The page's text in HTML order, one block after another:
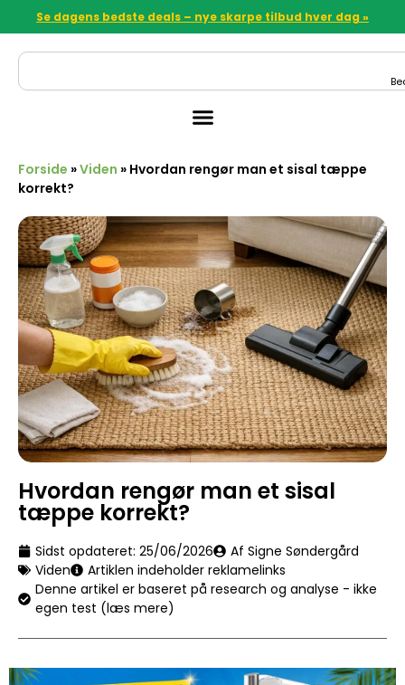
Se dagens bedste deals – nye skarpe tilbud hver dag »
Forside »Viden » Hvordan rengør man et sisal tæppe
korrekt?
Hvordan rengør man et sisal
tæppe korrekt?
Sidst opdateret: 25/06/2026
Af Signe Søndergård
Viden
Artiklen indeholder reklamelinks
Denne artikel er baseret på research og analyse - ikke
egen test (læs mere)